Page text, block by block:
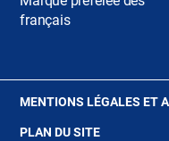
français
MENTIONS LÉGALES ET
PLAN DU SITE